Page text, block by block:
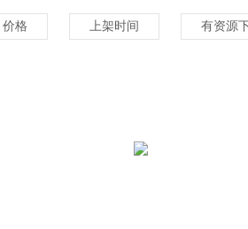
价格 上架时间 有资源